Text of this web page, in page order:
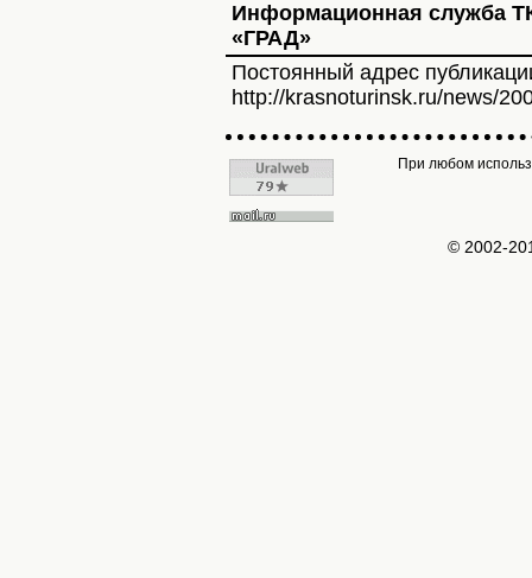
Информационная служба
«ГРАД»
Постоянный адрес
http://krasnoturinsk.ru/news/
При любом
© 2002-